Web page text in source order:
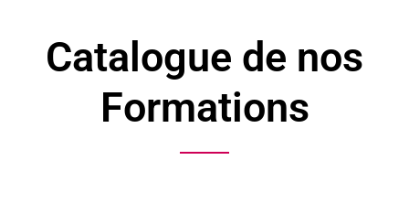
Catalogue de nos
Formations